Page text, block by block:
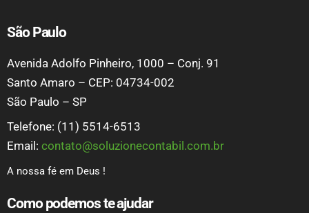
São Paulo
Avenida Adolfo Pinheiro, 1000 – Conj. 91
Santo Amaro – CEP: 04734-002
São Paulo – SP
Telefone: (11) 5514-6513
Email: contato@soluzionecontabil.com.br
A nossa fé em Deus !
Como podemos te ajudar